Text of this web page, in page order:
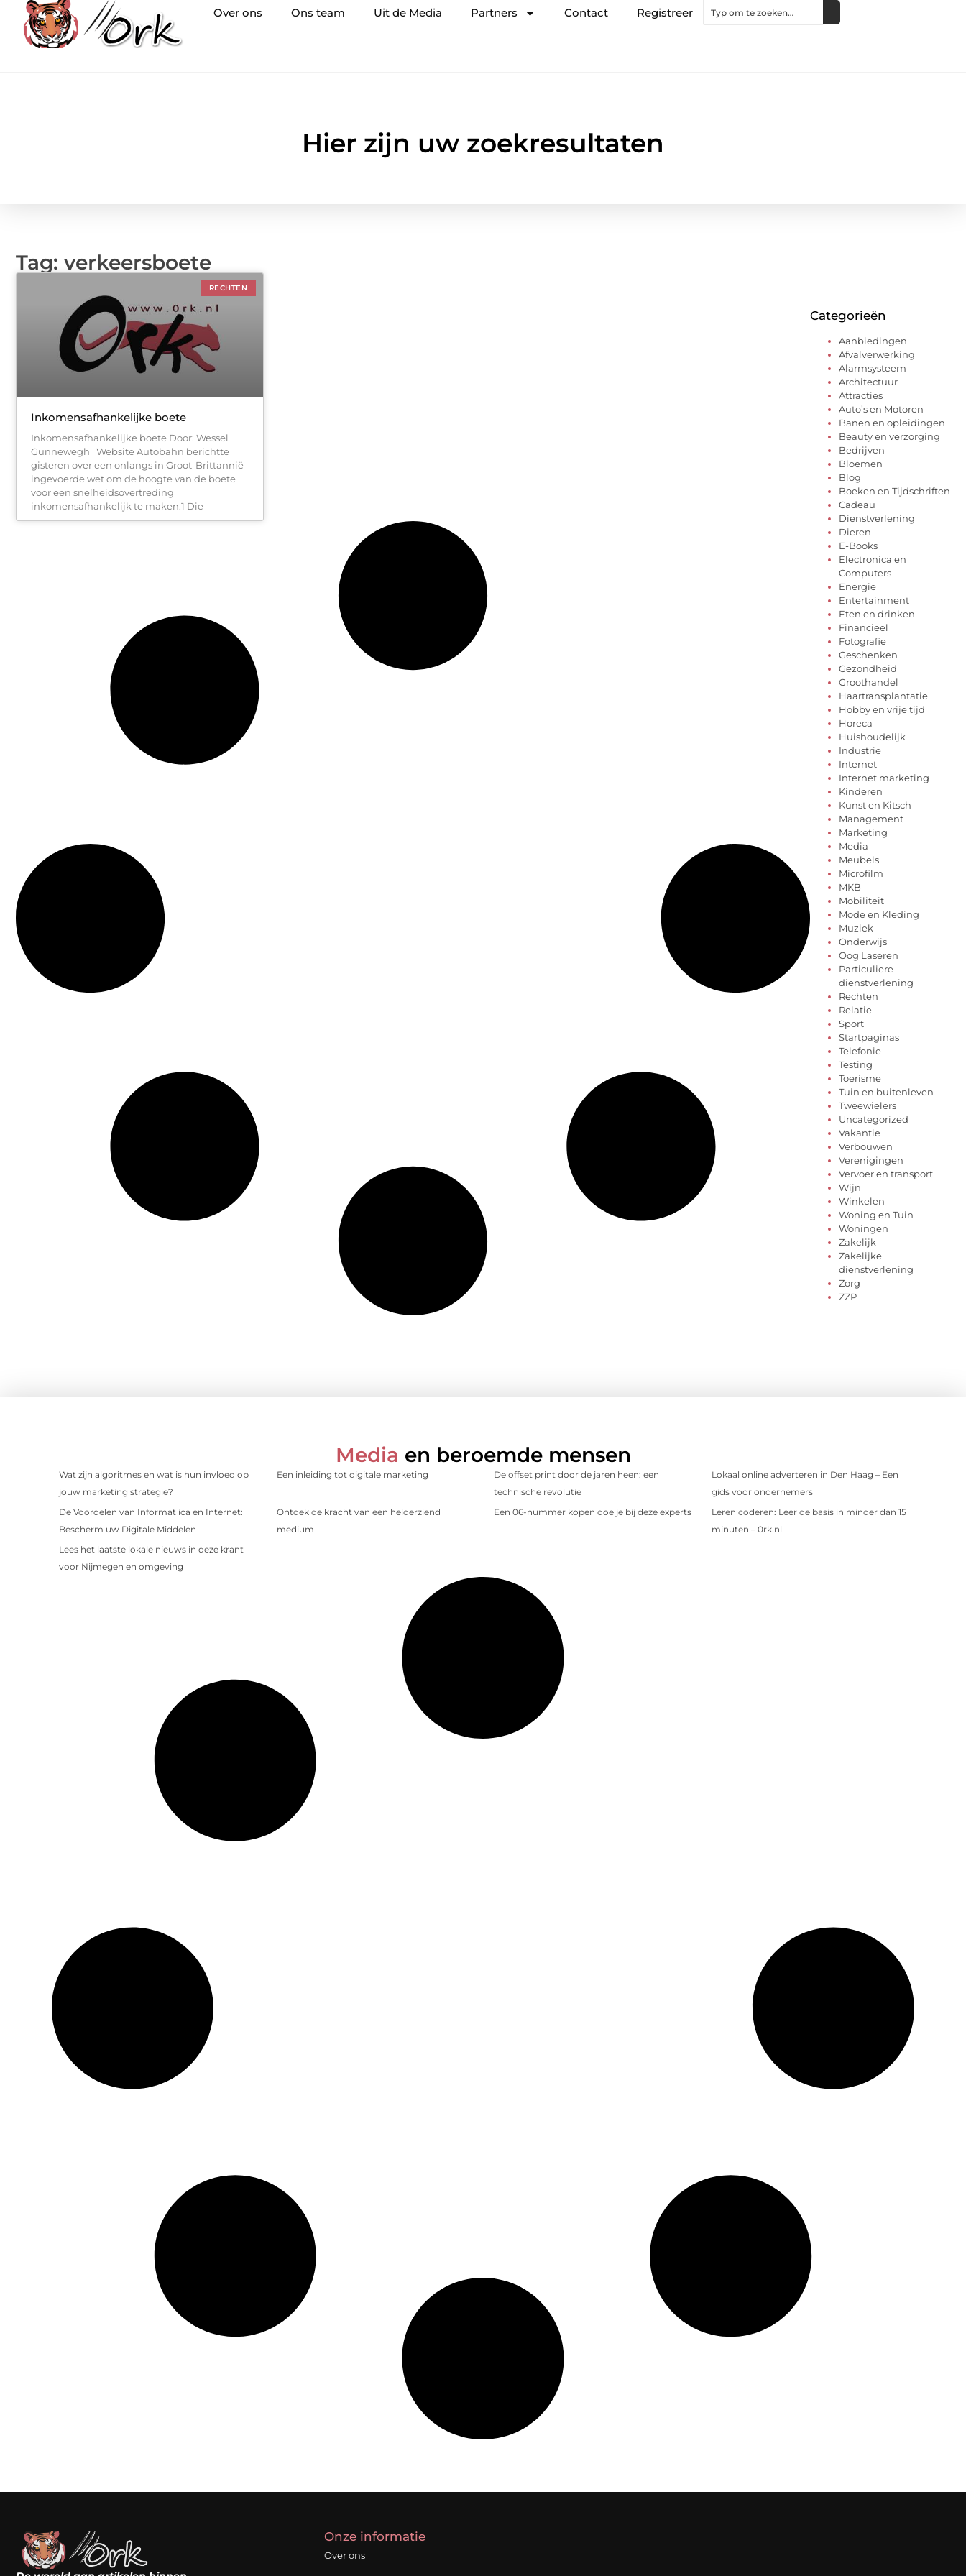
Over ons Ons team Uit de Media Partners Contact Registreer
Hier zijn uw zoekresultaten
Tag: verkeersboete
RECHTEN
Inkomensafhankelijke boete
Inkomensafhankelijke boete Door: Wessel
Gunnewegh Website Autobahn berichtte
gisteren over een onlangs in Groot-Brittannië
ingevoerde wet om de hoogte van de boete
voor een snelheidsovertreding
inkomensafhankelijk te maken.1 Die
Categorieën
Aanbiedingen
Afvalverwerking
Alarmsysteem
Architectuur
Attracties
Auto’s en Motoren
Banen en opleidingen
Beauty en verzorging
Bedrijven
Bloemen
Blog
Boeken en Tijdschriften
Cadeau
Dienstverlening
Dieren
E-Books
Electronica en
Computers
Energie
Entertainment
Eten en drinken
Financieel
Fotografie
Geschenken
Gezondheid
Groothandel
Haartransplantatie
Hobby en vrije tijd
Horeca
Huishoudelijk
Industrie
Internet
Internet marketing
Kinderen
Kunst en Kitsch
Management
Marketing
Media
Meubels
Microfilm
MKB
Mobiliteit
Mode en Kleding
Muziek
Onderwijs
Oog Laseren
Particuliere
dienstverlening
Rechten
Relatie
Sport
Startpaginas
Telefonie
Testing
Toerisme
Tuin en buitenleven
Tweewielers
Uncategorized
Vakantie
Verbouwen
Verenigingen
Vervoer en transport
Wijn
Winkelen
Woning en Tuin
Woningen
Zakelijk
Zakelijke
dienstverlening
Zorg
ZZP
Media en beroemde mensen
Wat zijn algoritmes en wat is hun invloed op
jouw marketing strategie?
Een inleiding tot digitale marketing
De offset print door de jaren heen: een
technische revolutie
Lokaal online adverteren in Den Haag – Een
gids voor ondernemers
De Voordelen van Informat ica en Internet:
Bescherm uw Digitale Middelen
Ontdek de kracht van een helderziend
medium
Een 06-nummer kopen doe je bij deze experts
Leren coderen: Leer de basis in minder dan 15
minuten – 0rk.nl
Lees het laatste lokale nieuws in deze krant
voor Nijmegen en omgeving
Onze informatie
Over ons